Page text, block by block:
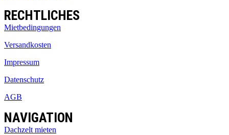
RECHTLICHES
Mietbedingungen
Versandkosten
Impressum
Datenschutz
AGB
NAVIGATION
Dachzelt mieten